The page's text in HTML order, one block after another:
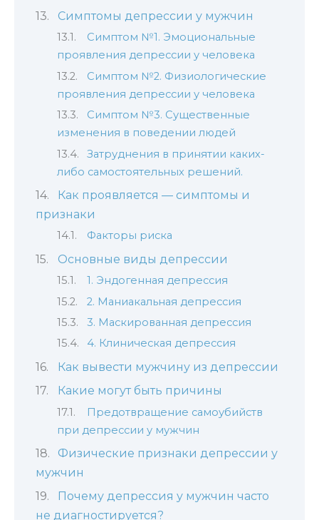
Симптомы депрессии у мужчин
Симптом №1. Эмоциональные
проявления депрессии у человека
Симптом №2. Физиологические
проявления депрессии у человека
Симптом №3. Существенные
изменения в поведении людей
Затруднения в принятии каких-
либо самостоятельных решений.
Как проявляется — симптомы и
признаки
Факторы риска
Основные виды депрессии
1. Эндогенная депрессия
2. Маниакальная депрессия
3. Маскированная депрессия
4. Клиническая депрессия
Как вывести мужчину из депрессии
Какие могут быть причины
Предотвращение самоубийств
при депрессии у мужчин
Физические признаки депрессии у
мужчин
Почему депрессия у мужчин часто
не диагностируется?